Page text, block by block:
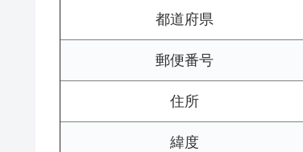
都道府県
郵便番号
住所
緯度